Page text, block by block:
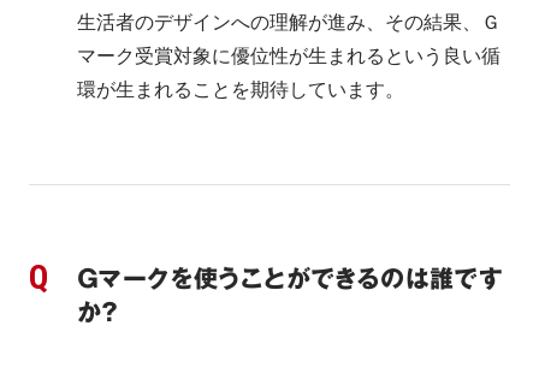
生活者のデザインへの理解が進み、その結果、Ｇ
マーク受賞対象に優位性が生まれるという良い循
環が生まれることを期待しています。
Ｇマークを使うことができるのは誰です
か？